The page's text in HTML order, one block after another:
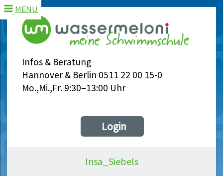
Infos & Beratung
Hannover & Berlin 0511 22 00 15-0
Mo.,Mi.,Fr. 9:30–13:00 Uhr
MENU
Login
Insa_Siebels